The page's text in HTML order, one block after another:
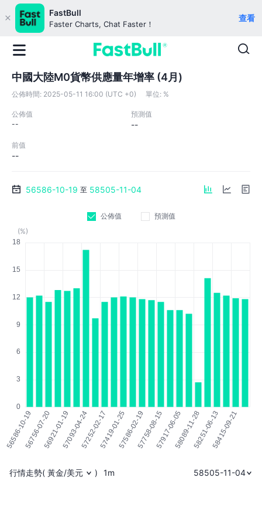
FastBull
Faster Charts, Chat Faster！
查看
中國大陸M0貨幣供應量年增率 (4月)
公佈時間: 2025-05-11 16:00 (UTC +0) 單位: %
公佈值
--
預測值
--
前值
--
56586-10-19 至 58505-11-04
公佈值
預測值
(%)
行情走勢( 黃金/美元 ) 1m 58505-11-04